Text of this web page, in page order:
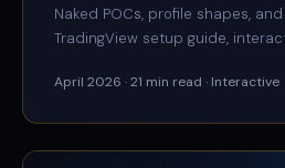
Naked POCs, profile shapes,
TradingView setup guide,
April 2026 · 21 min read · Interactive